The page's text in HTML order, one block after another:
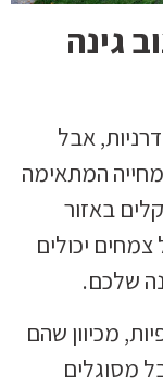
גינה
אבל
המתאימה
באזור
יכולים
שלכם.
מכיוון שהם
מסוגלים